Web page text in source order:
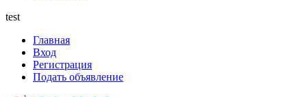
test
Главная
Вход
Регистрация
Подать объявление